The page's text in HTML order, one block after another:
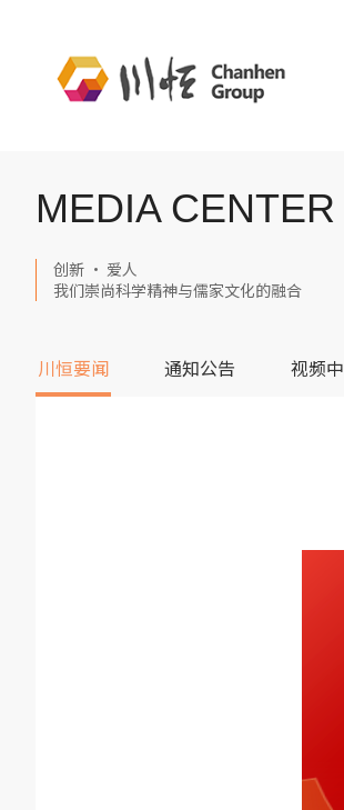
MEDIA CENTER
创新 · 爱人
我们崇尚科学精神与儒家文化的融合
川恒要闻 通知公告 视频